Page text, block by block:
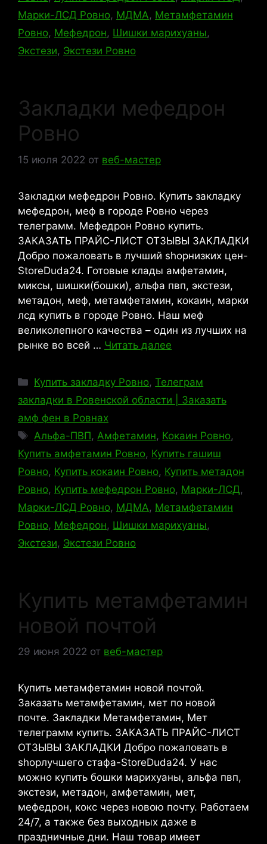
Марки-ЛСД Ровно, МДМА, Метамфетамин
Ровно, Мефедрон, Шишки марихуаны,
Экстези, Экстези Ровно
Закладки мефедрон
Ровно
15 июля 2022 от веб-мастер
Закладки мефедрон Ровно. Купить закладку
мефедрон, меф в городе Ровно через
телеграмм. Мефедрон Ровно купить.
ЗАКАЗАТЬ ПРАЙС-ЛИСТ ОТЗЫВЫ ЗАКЛАДКИ
Добро пожаловать в лучший shopнизких цен-
StoreDuda24. Готовые клады амфетамин,
миксы, шишки(бошки), альфа пвп, экстези,
метадон, меф, метамфетамин, кокаин, марки
лсд купить в городе Ровно. Наш меф
великолепного качества – один из лучших на
рынке во всей … Читать далее
Рубрики
Купить закладку Ровно,Телеграм
закладки в Ровенской области | Заказать
амф фен в Ровнах
Метки
Альфа-ПВП, Амфетамин, Кокаин Ровно,
Купить амфетамин Ровно, Купить гашиш
Ровно, Купить кокаин Ровно, Купить метадон
Ровно, Купить мефедрон Ровно, Марки-ЛСД,
Марки-ЛСД Ровно, МДМА, Метамфетамин
Ровно, Мефедрон, Шишки марихуаны,
Экстези, Экстези Ровно
Купить метамфетамин
новой почтой
29 июня 2022 от веб-мастер
Купить метамфетамин новой почтой.
Заказать метамфетамин, мет по новой
почте. Закладки Метамфетамин, Мет
телеграмм купить. ЗАКАЗАТЬ ПРАЙС-ЛИСТ
ОТЗЫВЫ ЗАКЛАДКИ Добро пожаловать в
shopлучшего стафа-StoreDuda24. У нас
можно купить бошки марихуаны, альфа пвп,
экстези, метадон, амфетамин, мет,
мефедрон, кокс через новою почту. Работаем
24/7, а также без выходных даже в
праздничные дни. Наш товар имеет